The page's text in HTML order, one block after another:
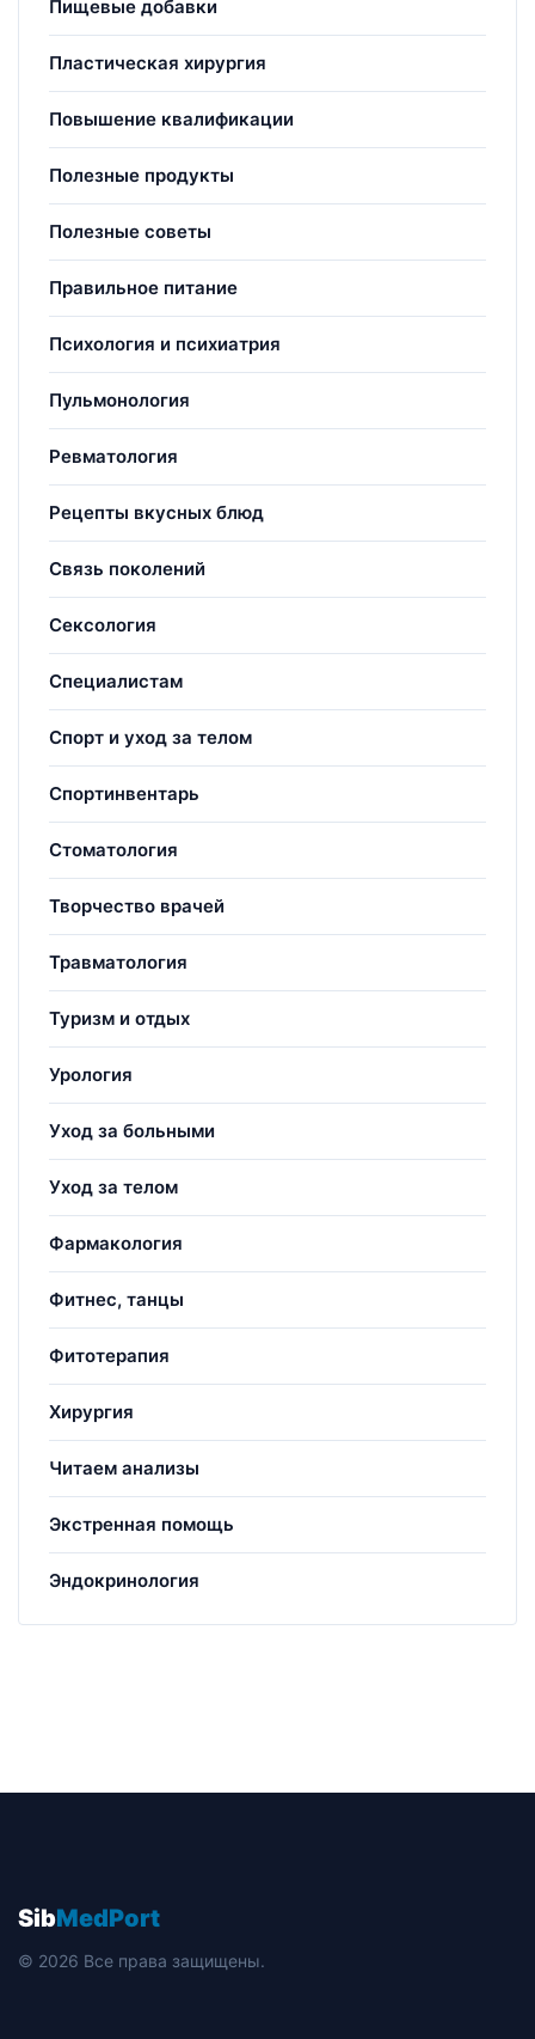
Пищевые добавки
Пластическая хирургия
Повышение квалификации
Полезные продукты
Полезные советы
Правильное питание
Психология и психиатрия
Пульмонология
Ревматология
Рецепты вкусных блюд
Связь поколений
Сексология
Специалистам
Спорт и уход за телом
Спортинвентарь
Стоматология
Творчество врачей
Травматология
Туризм и отдых
Урология
Уход за больными
Уход за телом
Фармакология
Фитнес, танцы
Фитотерапия
Хирургия
Читаем анализы
Экстренная помощь
Эндокринология
SibMedPort
© 2026 Все права защищены.